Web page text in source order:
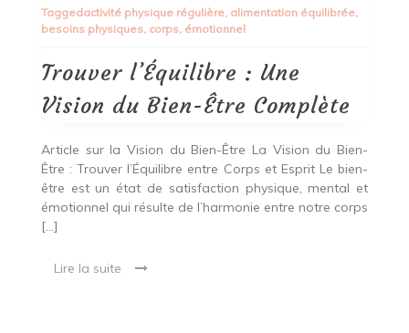
:
Bien-
Complète
Taggedactivité physique régulière, alimentation équilibrée,
besoins physiques, corps, émotionnel
Trouver l’Équilibre : Une
Vision du Bien-Être Complète
Article sur la Vision du Bien-Être La Vision du Bien-
Être : Trouver l’Équilibre entre Corps et Esprit Le bien-
être est un état de satisfaction physique, mental et
émotionnel qui résulte de l’harmonie entre notre corps
[…]
Lire la suite